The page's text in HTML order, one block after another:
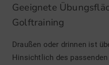
Geeignete
Golftraining
Draußen oder drinnen ist
Hinsichtlich des